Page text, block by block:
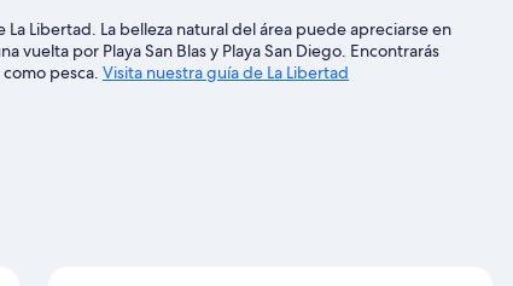
Libertad. La belleza natural del área puede apreciarse en
vuelta por Playa San Blas y Playa San Diego. Encontrarás
pesca. Visita nuestra guía de La Libertad